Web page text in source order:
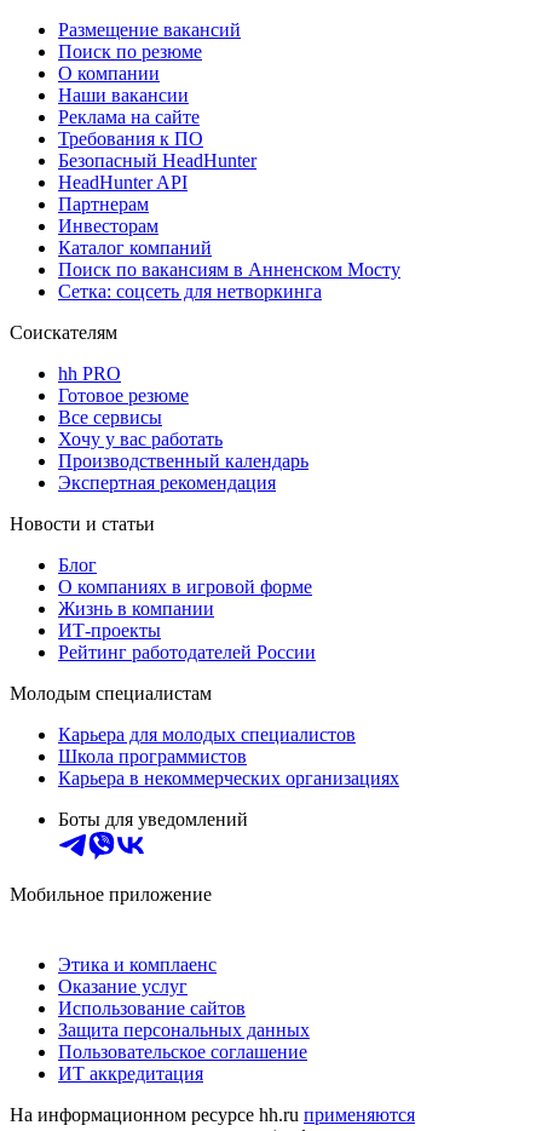
Размещение вакансий
Поиск по резюме
О компании
Наши вакансии
Реклама на сайте
Требования к ПО
Безопасный HeadHunter
HeadHunter API
Партнерам
Инвесторам
Каталог компаний
Поиск по вакансиям в Анненском Мосту
Сетка: соцсеть для нетворкинга
Соискателям
hh PRO
Готовое резюме
Все сервисы
Хочу у вас работать
Производственный календарь
Экспертная рекомендация
Новости и статьи
Блог
О компаниях в игровой форме
Жизнь в компании
ИТ-проекты
Рейтинг работодателей России
Молодым специалистам
Карьера для молодых специалистов
Школа программистов
Карьера в некоммерческих организациях
Боты для уведомлений
Мобильное приложение
Этика и комплаенс
Оказание услуг
Использование сайтов
Защита персональных данных
Пользовательское соглашение
ИТ аккредитация
На информационном ресурсе hh.ru применяются